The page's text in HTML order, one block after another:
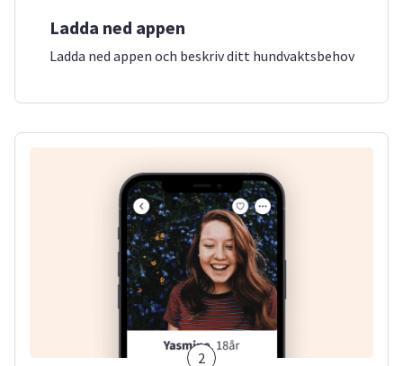
Ladda ned appen
Ladda ned appen och beskriv ditt hundvaktsbehov
2